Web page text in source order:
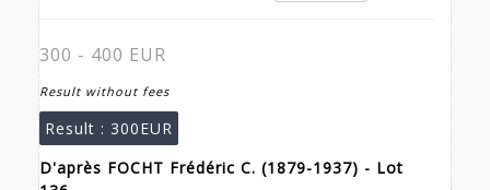
300 - 400 EUR
Result without fees
Result : 300EUR
D'après FOCHT Frédéric C. (1879-1937) - Lot